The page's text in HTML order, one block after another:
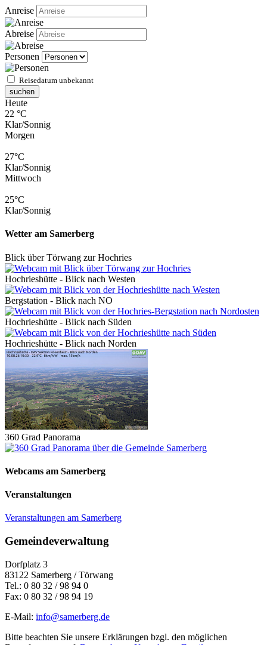
Anreise
Abreise
Personen
Reisedatum unbekannt
suchen
Heute
22 °C
Klar/Sonnig
Morgen
27°C
Klar/Sonnig
Mittwoch
25°C
Klar/Sonnig
Wetter am Samerberg
Blick über Törwang zur Hochries
Hochrieshütte - Blick nach Westen
Bergstation - Blick nach NO
Hochrieshütte - Blick nach Süden
Hochrieshütte - Blick nach Norden
360 Grad Panorama
Webcams am Samerberg
Veranstaltungen
Veranstaltungen am Samerberg
Gemeindeverwaltung
Dorfplatz 3
83122 Samerberg / Törwang
Tel.: 0 80 32 / 98 94 0
Fax: 0 80 32 / 98 94 19
E-Mail: info@samerberg.de
Bitte beachten Sie unsere Erklärungen bzgl. den möglichen